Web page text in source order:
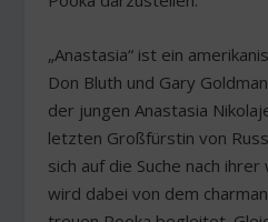
„Anastasia“ ist ein
Don Bluth und Gary
der jungen Anastasia
letzten Großfürstin von
sich auf die Suche nach
wird dabei von dem